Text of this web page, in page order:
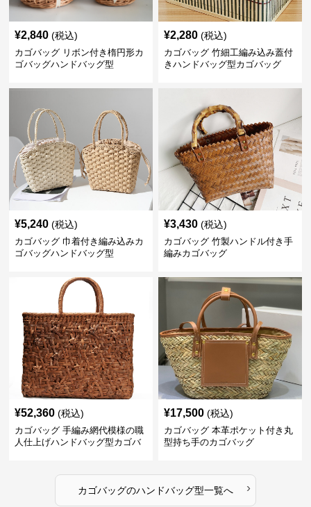
¥2,840 (税込)
カゴバッグ リボン付き楕円形カ
ゴバッグハンドバッグ型
¥2,280 (税込)
カゴバッグ 竹細工編み込み蓋付
きハンドバッグ型カゴバッグ
¥5,240 (税込)
カゴバッグ 巾着付き編み込みカ
ゴバッグハンドバッグ型
¥3,430 (税込)
カゴバッグ 竹製ハンドル付き手
編みカゴバッグ
¥52,360 (税込)
カゴバッグ 手編み網代模様の職
人仕上げハンドバッグ型カゴバ
¥17,500 (税込)
カゴバッグ 本革ポケット付き丸
型持ち手のカゴバッグ
カゴバッグのハンドバッグ型一覧へ ›